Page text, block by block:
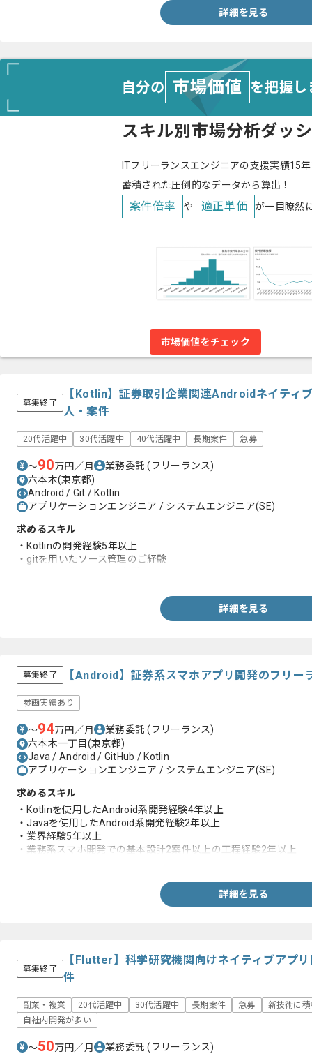
詳細を見る
自分の 市場価値 を把握
スキル別市場分析ダッ
ITフリーランスエンジニアの支援実績15
蓄積された圧倒的なデータから算出！
案件倍率 や 適正単価 が一目瞭然
市場価値をチェック
募集終了
【Kotlin】証券取引企業関連Androidネイティ
人・案件
20代活躍中 30代活躍中 40代活躍中 長期案件 急募
〜90万円／月 業務委託(フリーランス)
六本木(東京都)
Android / Git / Kotlin
アプリケーションエンジニア / システムエンジニア(SE)
求めるスキル
・Kotlinの開発経験5年以上
・gitを用いたソース管理のご経験
詳細を見る
募集終了 【Android】証券系スマホアプリ開発のフリー
参画実績あり
〜94万円／月 業務委託(フリーランス)
六本木一丁目(東京都)
Java / Android / GitHub / Kotlin
アプリケーションエンジニア / システムエンジニア(SE)
求めるスキル
・Kotlinを使用したAndroid系開発経験4年以上
・Javaを使用したAndroid系開発経験2年以上
・業界経験5年以上
・業務系スマホ開発での基本設計2案件以上の工程経験2年以上
詳細を見る
募集終了
【Flutter】科学研究機関向けネイティブアプ
件
副業・複業 20代活躍中 30代活躍中 長期案件 急募
新技術に
自社内開発が多い
〜50万円／月 業務委託(フリーランス)